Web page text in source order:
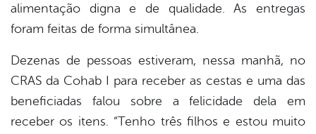
alimentação digna e de qualidade. As entregas
foram feitas de forma simultânea.
Dezenas de pessoas estiveram, nessa manhã, no
CRAS da Cohab I para receber as cestas e uma das
beneficiadas falou sobre a felicidade dela em
receber os itens. “Tenho três filhos e estou muito